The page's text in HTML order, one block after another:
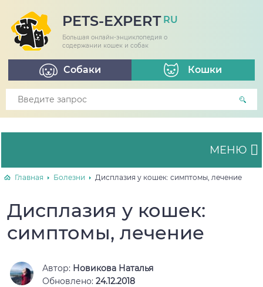
PETS-EXPERT RU
Большая онлайн-энциклопедия о
содержании кошек и собак
Собаки Кошки
МЕНЮ
Главная Болезни Дисплазия у кошек: симптомы, лечение
Дисплазия у кошек:
симптомы, лечение
Автор: Новикова Наталья
Обновлено: 24.12.2018